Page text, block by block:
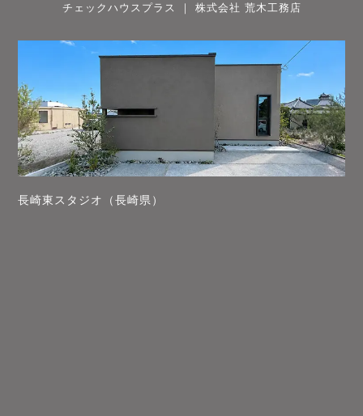
チェックハウスプラス ｜ 株式会社 荒木工務店
長崎東スタジオ（長崎県）